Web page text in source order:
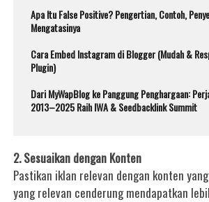
Apa Itu False Positive? Pengertian, Contoh,
Mengatasinya
Cara Embed Instagram di Blogger (Mudah &
Plugin)
Dari MyWapBlog ke Panggung Penghargaan:
2013–2025 Raih IWA & Seedbacklink Summit
2. Sesuaikan dengan Konten
Pastikan iklan relevan dengan konten
yang relevan cenderung mendapatkan